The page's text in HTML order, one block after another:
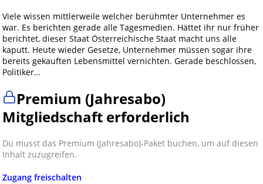
Viele wissen mittlerweile welcher berühmter Unternehmer es
war. Es berichten gerade alle Tagesmedien. Hättet ihr nur früher
berichtet, dieser Staat Österreichische Staat macht uns alle
kaputt. Heute wieder Gesetze, Unternehmer müssen sogar ihre
bereits gekauften Lebensmittel vernichten. Gerade beschlossen,
Politiker…
Premium (Jahresabo)
Mitgliedschaft erforderlich
Du musst das Premium (Jahresabo)-Paket buchen, um auf diesen
Inhalt zuzugreifen.
Zugang freischalten